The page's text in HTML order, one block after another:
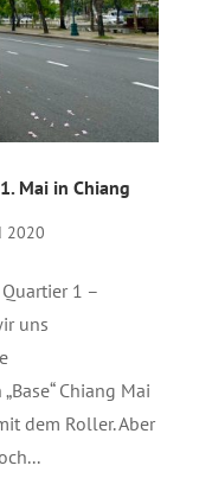
Mai in Chiang
2020
1 –
uns
Chiang Mai
dem Roller. Aber